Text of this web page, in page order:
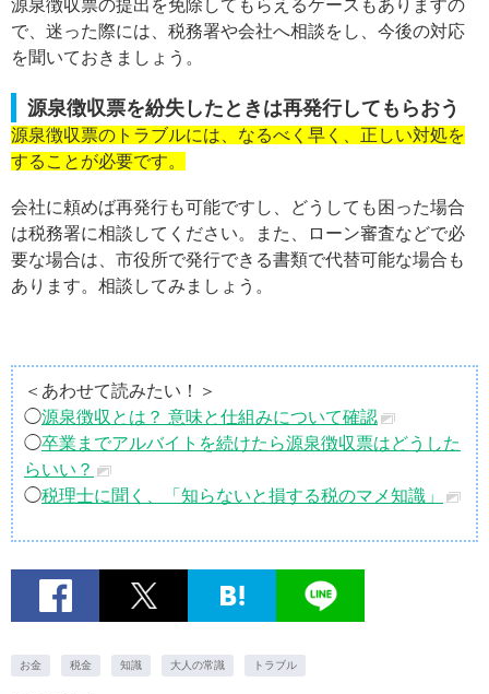
源泉徴収票の提出を免除してもらえるケースもありますの
で、迷った際には、税務署や会社へ相談をし、今後の対応
を聞いておきましょう。
源泉徴収票を紛失したときは再発行してもらおう
源泉徴収票のトラブルには、なるべく早く、正しい対処を
することが必要です。
会社に頼めば再発行も可能ですし、どうしても困った場合
は税務署に相談してください。また、ローン審査などで必
要な場合は、市役所で発行できる書類で代替可能な場合も
あります。相談してみましょう。
＜あわせて読みたい！＞
◯源泉徴収とは？ 意味と仕組みについて確認
◯卒業までアルバイトを続けたら源泉徴収票はどうした
らいい？
◯税理士に聞く、「知らないと損する税のマメ知識」
お金 税金 知識 大人の常識 トラブル